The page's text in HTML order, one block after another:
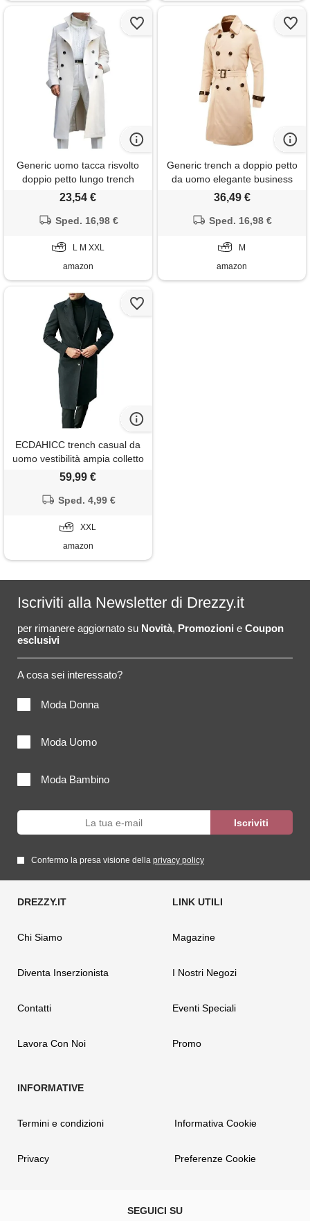
Generic uomo tacca risvolto
doppio petto lungo trench
cappotto casual business
peacoat trench coat uomo,
23,54 €
Sped. 16,98 €
L M XXL
amazon
Generic trench a doppio petto
da uomo elegante business
classico elegante slim fit mid
2025, cachi, m
36,49 €
Sped. 16,98 €
M
amazon
ECDAHICC trench casual da
uomo vestibilità ampia colletto
dentellato giacca lunga
pisello, nero , xxl
59,99 €
Sped. 4,99 €
XXL
amazon
Iscriviti alla Newsletter di Drezzy.it
per rimanere aggiornato su Novità, Promozioni e Coupon
esclusivi
A cosa sei interessato?
Moda Donna
Moda Uomo
Moda Bambino
Confermo la presa visione della privacy policy
Chi Siamo
Diventa Inserzionista
Contatti
Lavora Con Noi
Magazine
I Nostri Negozi
Eventi Speciali
Promo
Termini e condizioni
Privacy
Informativa Cookie
Preferenze Cookie